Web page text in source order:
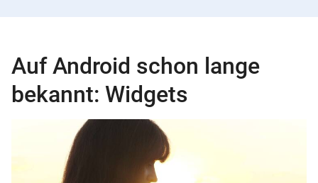
Auf Android schon lange
bekannt: Widgets